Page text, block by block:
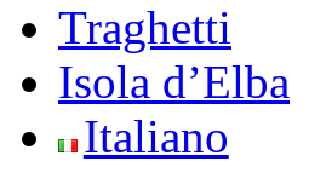
Traghetti
Isola d’Elba
Italiano